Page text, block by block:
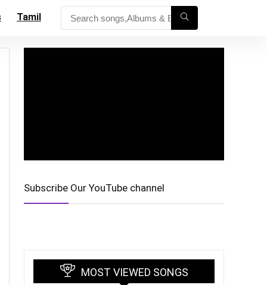
Tamil
Subscribe Our YouTube channel
MOST VIEWED SONGS